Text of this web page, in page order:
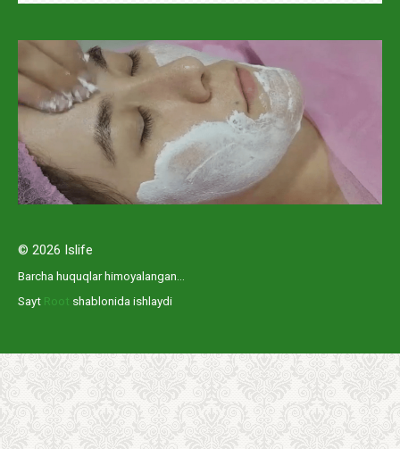
© 2026 Islife
Barcha huquqlar himoyalangan...
Sayt Root shablonida ishlaydi